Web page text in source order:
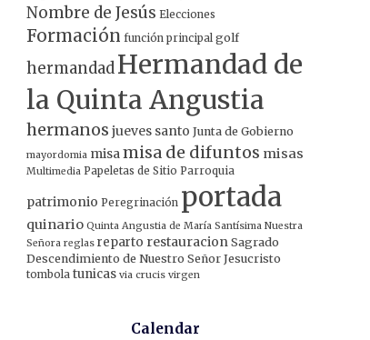
Nombre de Jesús Elecciones
Formación función principal golf
hermandad Hermandad de
la Quinta Angustia
hermanos jueves santo Junta de Gobierno
mayordomia misamisa de difuntos misas
Multimedia Papeletas de Sitio Parroquia
patrimonio Peregrinación portada
quinario Quinta Angustia de María Santísima Nuestra
Señora reglas reparto restauracion Sagrado
Descendimiento de Nuestro Señor Jesucristo
tombola tunicas via crucis virgen
Calendar